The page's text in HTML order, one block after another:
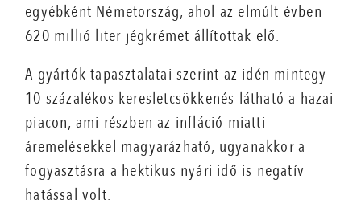
egyébként Németország, ahol az elmúlt évben
620 millió liter jégkrémet állítottak elő.
A gyártók tapasztalatai szerint az idén mintegy
10 százalékos keresletcsökkenés látható a hazai
piacon, ami részben az infláció miatti
áremelésekkel magyarázható, ugyanakkor a
fogyasztásra a hektikus nyári idő is negatív
hatással volt.